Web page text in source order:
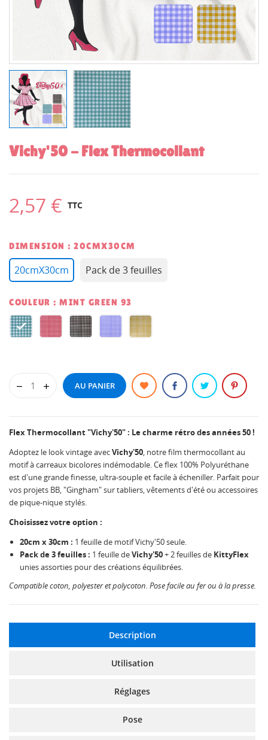
Vichy'50 - Flex Thermocollant
2,57 € TTC
DIMENSION : 20CMX30CM
20cmX30cm Pack de 3 feuilles
COULEUR : MINT GREEN 93
Mint
93
BB
BLACKPROVENCAL
93
YEL
93
AU PANIER
Flex Thermocollant "Vichy'50" : Le charme rétro des années 50 !
Adoptez le look vintage avecVichy'50, notre film thermocollant au
motif à carreaux bicolores indémodable. Ce flex 100% Polyuréthane
est d'une grande finesse, ultra-souple et facile à écheniller. Parfait pour
vos projets BB, "Gingham" sur tabliers, vêtements d'été ou accessoires
de pique-nique stylés.
Choisissez votre option :
20cm x 30cm : 1 feuille de motif Vichy'50 seule.
Pack de 3 feuilles : 1 feuille deVichy'50+ 2 feuilles de KittyFlex
unies assorties pour des créations équilibrées.
Compatible coton, polyester et polycoton. Pose facile au fer ou à la presse.
Description
Utilisation
Réglages
Pose